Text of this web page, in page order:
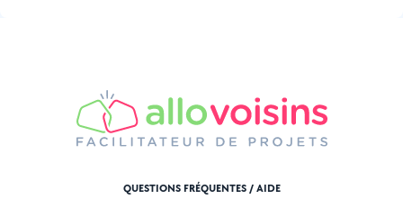
QUESTIONS FRÉQUENTES / AIDE